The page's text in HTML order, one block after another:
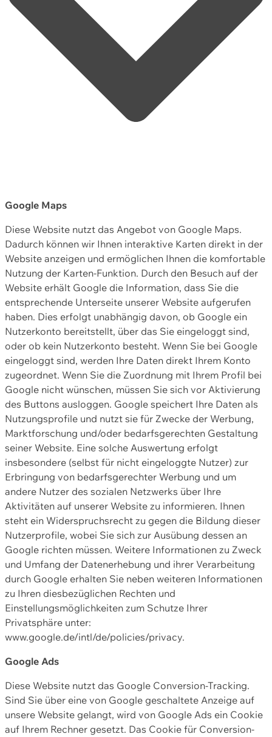
Google Maps
Diese Website nutzt das Angebot von Google Maps.
Dadurch können wir Ihnen interaktive Karten direkt in der
Website anzeigen und ermöglichen Ihnen die komfortable
Nutzung der Karten-Funktion. Durch den Besuch auf der
Website erhält Google die Information, dass Sie die
entsprechende Unterseite unserer Website aufgerufen
haben. Dies erfolgt unabhängig davon, ob Google ein
Nutzerkonto bereitstellt, über das Sie eingeloggt sind,
oder ob kein Nutzerkonto besteht. Wenn Sie bei Google
eingeloggt sind, werden Ihre Daten direkt Ihrem Konto
zugeordnet. Wenn Sie die Zuordnung mit Ihrem Profil bei
Google nicht wünschen, müssen Sie sich vor Aktivierung
des Buttons ausloggen. Google speichert Ihre Daten als
Nutzungsprofile und nutzt sie für Zwecke der Werbung,
Marktforschung und/oder bedarfsgerechten Gestaltung
seiner Website. Eine solche Auswertung erfolgt
insbesondere (selbst für nicht eingeloggte Nutzer) zur
Erbringung von bedarfsgerechter Werbung und um
andere Nutzer des sozialen Netzwerks über Ihre
Aktivitäten auf unserer Website zu informieren. Ihnen
steht ein Widerspruchsrecht zu gegen die Bildung dieser
Nutzerprofile, wobei Sie sich zur Ausübung dessen an
Google richten müssen. Weitere Informationen zu Zweck
und Umfang der Datenerhebung und ihrer Verarbeitung
durch Google erhalten Sie neben weiteren Informationen
zu Ihren diesbezüglichen Rechten und
Einstellungsmöglichkeiten zum Schutze Ihrer
Privatsphäre unter:
www.google.de/intl/de/policies/privacy.
Google Ads
Diese Website nutzt das Google Conversion-Tracking.
Sind Sie über eine von Google geschaltete Anzeige auf
unsere Website gelangt, wird von Google Ads ein Cookie
auf Ihrem Rechner gesetzt. Das Cookie für Conversion-